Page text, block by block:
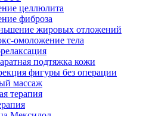
целлюлита
фиброза
жировых отложений
омоложение тела
подтяжка кожи
фигуры без операции
массаж
терапия